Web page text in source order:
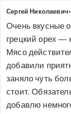
Сергей Николаевич•
Очень вкусные
грецкий орех —
Мясо
добавили
заняло чуть
стоит.
добавлю